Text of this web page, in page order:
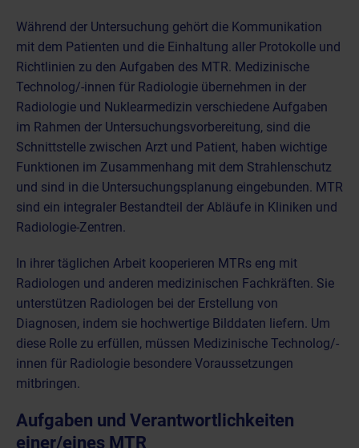
Während der Untersuchung gehört die Kommunikation
mit dem Patienten und die Einhaltung aller Protokolle und
Richtlinien zu den Aufgaben des MTR. Medizinische
Technolog/-innen für Radiologie übernehmen in der
Radiologie und Nuklearmedizin verschiedene Aufgaben
im Rahmen der Untersuchungsvorbereitung, sind die
Schnittstelle zwischen Arzt und Patient, haben wichtige
Funktionen im Zusammenhang mit dem Strahlenschutz
und sind in die Untersuchungsplanung eingebunden. MTR
sind ein integraler Bestandteil der Abläufe in Kliniken und
Radiologie-Zentren.
In ihrer täglichen Arbeit kooperieren MTRs eng mit
Radiologen und anderen medizinischen Fachkräften. Sie
unterstützen Radiologen bei der Erstellung von
Diagnosen, indem sie hochwertige Bilddaten liefern. Um
diese Rolle zu erfüllen, müssen Medizinische Technolog/-
innen für Radiologie besondere Voraussetzungen
mitbringen.
Aufgaben und Verantwortlichkeiten
einer/eines MTR